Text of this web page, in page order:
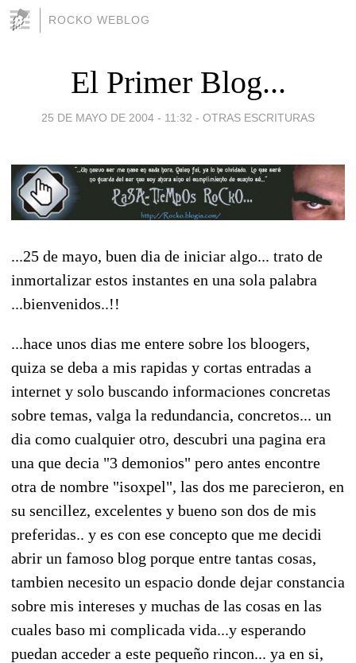
ROCKO WEBLOG
El Primer Blog...
25 DE MAYO DE 2004 - 11:32 - OTRAS ESCRITURAS
...25 de mayo, buen dia de iniciar algo... trato de
inmortalizar estos instantes en una sola palabra
...bienvenidos..!!
...hace unos dias me entere sobre los bloogers,
quiza se deba a mis rapidas y cortas entradas a
internet y solo buscando informaciones concretas
sobre temas, valga la redundancia, concretos... un
dia como cualquier otro, descubri una pagina era
una que decia "3 demonios" pero antes encontre
otra de nombre "isoxpel", las dos me parecieron, en
su sencillez, excelentes y bueno son dos de mis
preferidas.. y es con ese concepto que me decidi
abrir un famoso blog porque entre tantas cosas,
tambien necesito un espacio donde dejar constancia
sobre mis intereses y muchas de las cosas en las
cuales baso mi complicada vida...y esperando
puedan acceder a este pequeño rincon... ya en si,